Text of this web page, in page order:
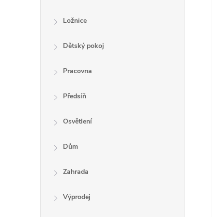
Ložnice
Dětský pokoj
Pracovna
Předsíň
Osvětlení
Dům
Zahrada
Výprodej